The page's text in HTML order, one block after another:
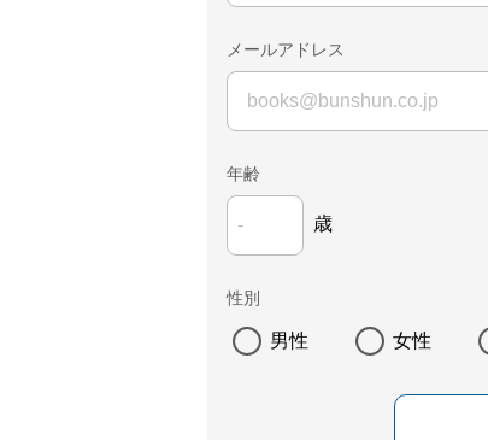
メールアドレス
年齢
歳
性別
男性 女性